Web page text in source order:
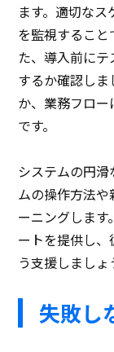
ます。適切な
を監視すること
た、導入前に
するか確認し
か、業務フロ
です。
システムの円
ムの操作方法
ーニングしま
ートを提供し
う支援しましょ
失敗し